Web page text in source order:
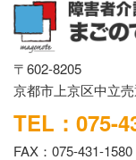
〒602-8205
京都市上京区中立
TEL：075-
FAX：075-431-1580